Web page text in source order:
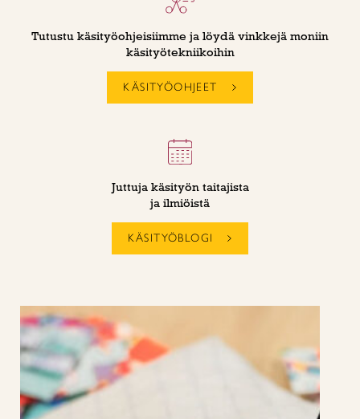
Tutustu käsityöohjeisiimme ja löydä vinkkejä moniin
käsityötekniikoihin
KÄSITYÖOHJEET
Juttuja käsityön taitajista
ja ilmiöistä
KÄSITYÖBLOGI